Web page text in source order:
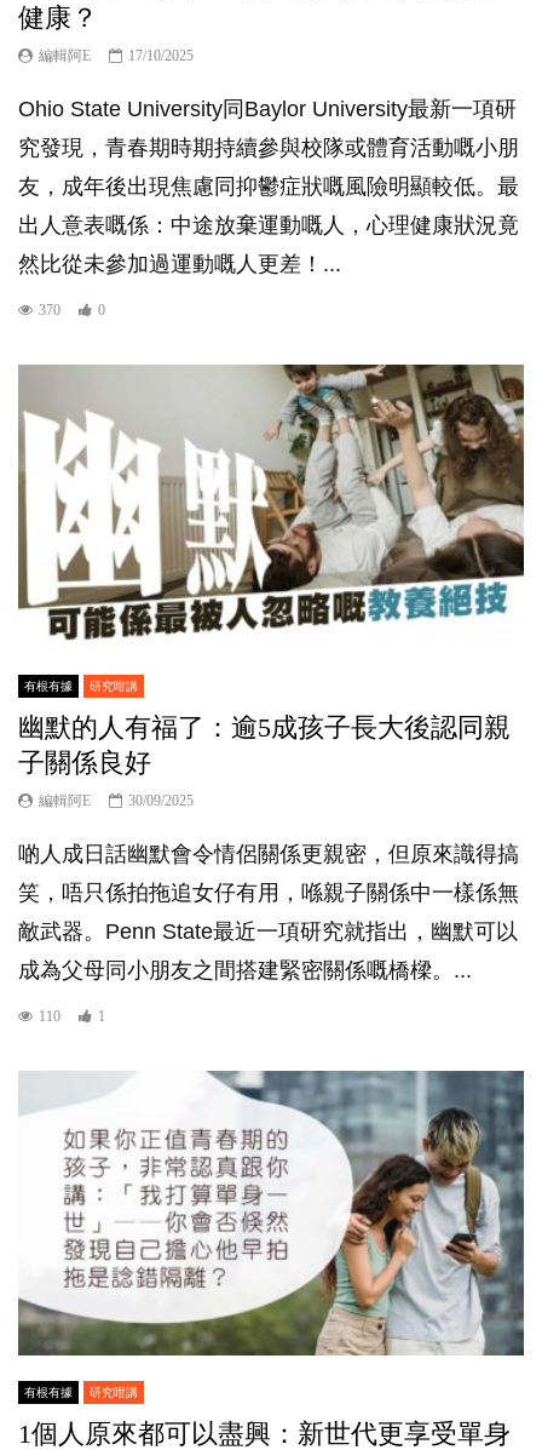
健康？
編輯阿E 17/10/2025
Ohio State University同Baylor University最新一項研
究發現，青春期時期持續參與校隊或體育活動嘅小朋
友，成年後出現焦慮同抑鬱症狀嘅風險明顯較低。最
出人意表嘅係：中途放棄運動嘅人，心理健康狀況竟
然比從未參加過運動嘅人更差！...
370 0
有根有據 研究咁講
幽默的人有福了：逾5成孩子長大後認同親
子關係良好
編輯阿E 30/09/2025
啲人成日話幽默會令情侶關係更親密，但原來識得搞
笑，唔只係拍拖追女仔有用，喺親子關係中一樣係無
敵武器。Penn State最近一項研究就指出，幽默可以
成為父母同小朋友之間搭建緊密關係嘅橋樑。...
110 1
有根有據 研究咁講
1個人原來都可以盡興：新世代更享受單身